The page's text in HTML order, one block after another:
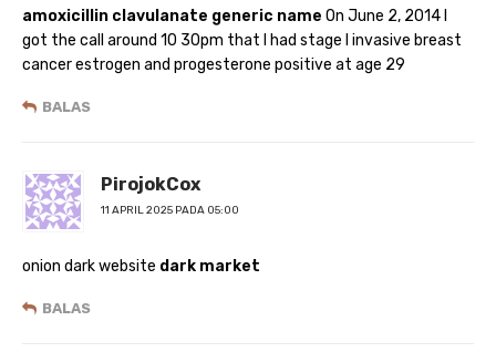
amoxicillin clavulanate generic name On June 2, 2014 I
got the call around 10 30pm that I had stage I invasive breast
cancer estrogen and progesterone positive at age 29
BALAS
PirojokCox
11 APRIL 2025 PADA 05:00
onion dark website dark market
BALAS